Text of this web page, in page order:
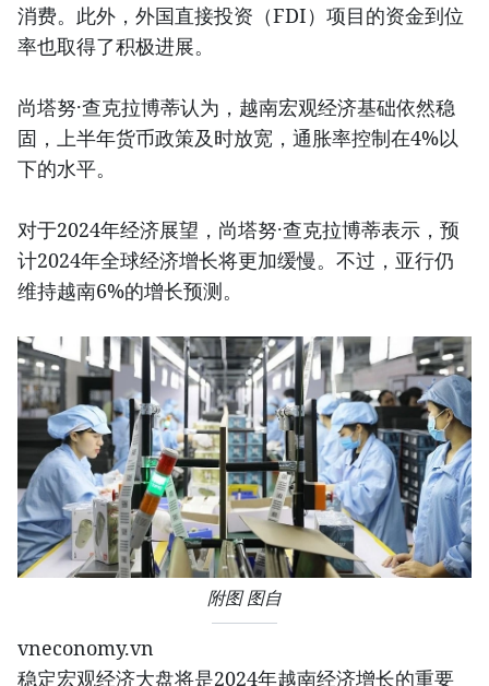
消费。此外，外国直接投资（FDI）项目的资金到位
率也取得了积极进展。
尚塔努·查克拉博蒂认为，越南宏观经济基础依然稳
固，上半年货币政策及时放宽，通胀率控制在4%以
下的水平。
对于2024年经济展望，尚塔努·查克拉博蒂表示，预
计2024年全球经济增长将更加缓慢。不过，亚行仍
维持越南6%的增长预测。
附图 图自
vneconomy.vn
稳定宏观经济大盘将是2024年越南经济增长的重要